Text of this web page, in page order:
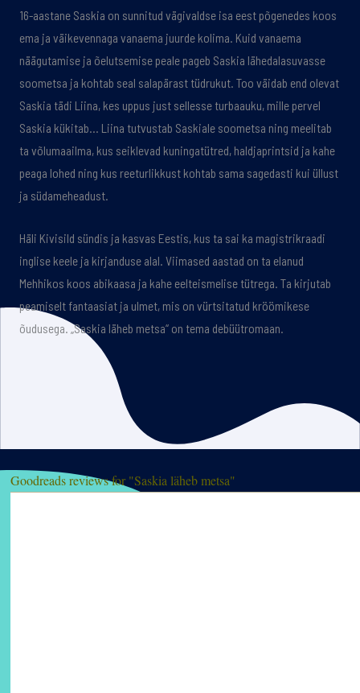
16-aastane Saskia on sunnitud vägivaldse isa eest põgenedes koos
ema ja väikevennaga vanaema juurde kolima. Kuid vanaema
näägutamise ja õelutsemise peale pageb Saskia lähedalasuvasse
soometsa ja kohtab seal salapärast tüdrukut. Too väidab end olevat
Saskia tädi Liina, kes uppus just sellesse turbaauku, mille pervel
Saskia kükitab… Liina tutvustab Saskiale soometsa ning meelitab
ta võlumaailma, kus seiklevad kuningatütred, haldjaprintsid ja kahe
peaga lohed ning kus reeturlikkust kohtab sama sagedasti kui üllust
ja südameheadust.
Häli Kivisild sündis ja kasvas Eestis, kus ta sai ka magistrikraadi
inglise keele ja kirjanduse alal. Viimased aastad on ta elanud
Mehhikos koos abikaasa ja kahe eelteismelise tütrega. Ta kirjutab
peamiselt fantaasiat ja ulmet, mis on vürtsitatud kröömikese
õudusega. „Saskia läheb metsa“ on tema debüütromaan.
Goodreads reviews for "Saskia läheb metsa"